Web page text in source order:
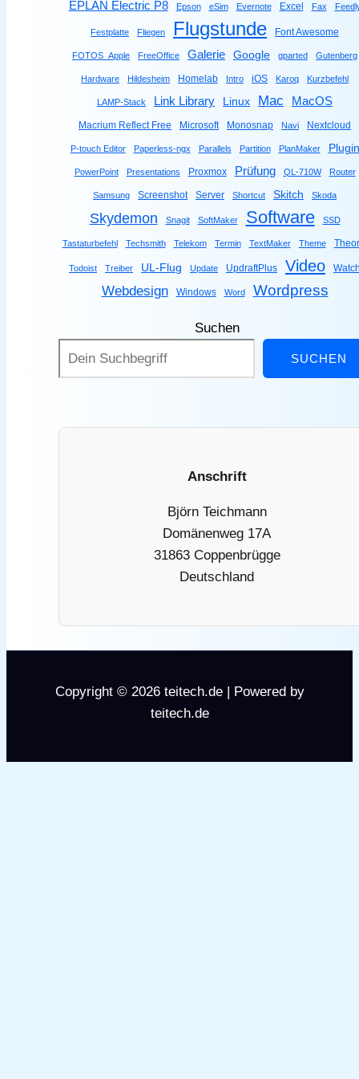
EPLAN Electric P8 Epson eSim Evernote Excel Fax
Festplatte Fliegen Flugstunde Font Awesome
FOTOS_Apple FreeOffice Galerie Google gparted Gutenberg
Hardware Hildesheim Homelab Intro iOS Karoq Kurzbefehl
LAMP-Stack Link Library Linux Mac MacOS
Macrium Reflect Free Microsoft Monosnap Navi Nextcloud
P-touch Editor Paperless-ngx Parallels Partition PlanMaker Plugin
PowerPoint Presentations Proxmox Prüfung QL-710W Router
Samsung Screenshot Server Shortcut Skitch Skoda
Skydemon Snagit SoftMaker Software SSD
Tastaturbefehl Techsmith Telekom Termin TextMaker Theme
Todoist Treiber UL-Flug Update UpdraftPlus Video
Webdesign Windows Word Wordpress
Suchen
SUCHEN
Anschrift
Björn Teichmann
Domänenweg 17A
31863 Coppenbrügge
Deutschland
Copyright © 2026 teitech.de | Powered by
teitech.de